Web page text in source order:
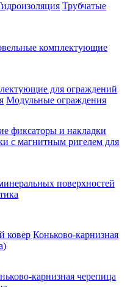
Трубчатые
комплектующие
для ограждений
Модульные ограждения
фиксаторы и накладки
с магнитным ригелем для
поверхностей
ковер Коньково-карнизная
карнизная черепица